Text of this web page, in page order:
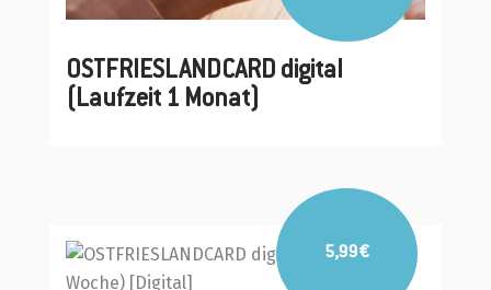
OSTFRIESLANDCARD digital
(Laufzeit 1 Monat)
Details
5,99€